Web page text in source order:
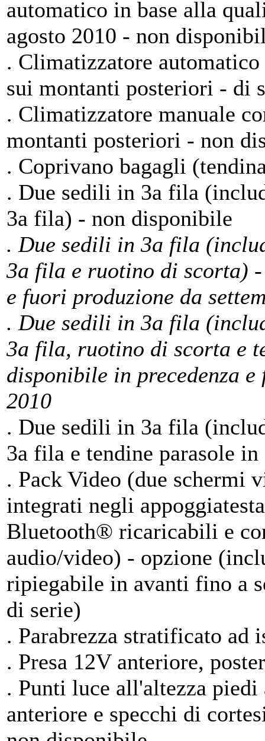
automatico in base alla
agosto 2010 - non
. Climatizzatore
sui montanti posteriori - di
. Climatizzatore manuale
montanti posteriori - non
. Coprivano bagagli
. Due sedili in 3a fila
3a fila) - non disponibile
. Due sedili in 3a fila
3a fila e ruotino di scorta)
e fuori produzione da
. Due sedili in 3a fila
3a fila, ruotino di scorta e
disponibile in precedenza
2010
. Due sedili in 3a fila
3a fila e tendine parasole
. Pack Video (due schermi
integrati negli
Bluetooth® ricaricabili e
audio/video) - opzione
ripiegabile in avanti fino a
di serie)
. Parabrezza stratificato ad
. Presa 12V anteriore,
. Punti luce all'altezza
anteriore e specchi di